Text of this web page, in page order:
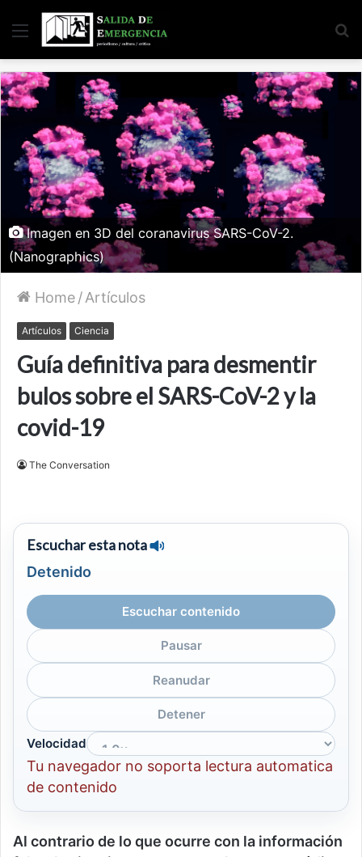
Menu
Imagen en 3D del coranavirus SARS-CoV-2.
(Nanographics)
Home/Artículos
Artículos Ciencia
Guía definitiva para desmentir
bulos sobre el SARS-CoV-2 y la
covid-19
The Conversation
Escuchar esta nota
Detenido
Escuchar contenido
Pausar
Reanudar
Detener
Velocidad
Tu navegador no soporta lectura automatica
de contenido
Al contrario de lo que ocurre con la información